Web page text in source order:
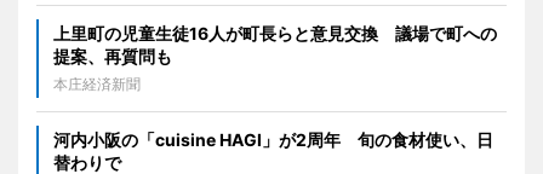
上里町の児童生徒16人が町長らと意見交換 議場で町への
提案、再質問も
本庄経済新聞
河内小阪の「cuisine HAGI」が2周年 旬の食材使い、日
替わりで